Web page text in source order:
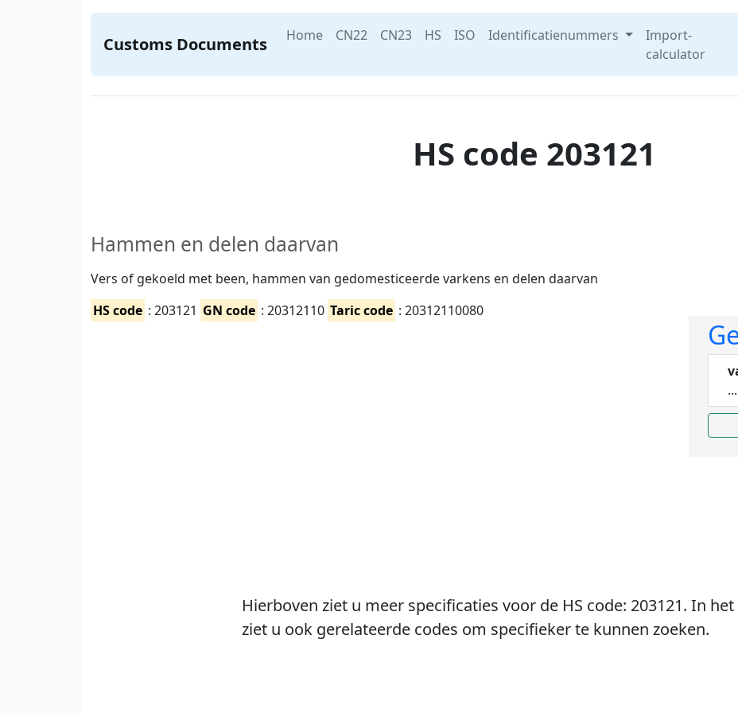
Customs Documents Home CN22 CN23 HS ISO Identificatienummers
Import-
calculator
HS code 203121
Hammen en delen daarvan
Vers of gekoeld met been, hammen van gedomesticeerde varkens en delen daarvan
HS code : 203121 GN code : 20312110 Taric code : 20312110080
...
Hierboven ziet u meer specificaties voor de HS code: 203121. In
ziet u ook gerelateerde codes om specifieker te kunnen zoeken.